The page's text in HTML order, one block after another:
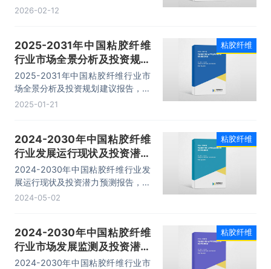
要包括行业上市公司经营分析、主要
2026-02-12
2025-2031年中国粘胶纤维
行业市场全景分析及投资规划
建议报告
2025-2031年中国粘胶纤维行业市
场全景分析及投资规划建议报告，主
要包括行业上市公司经营分析、主要
2025-01-21
粘胶纤维
2024-2030年中国粘胶纤维
行业发展运行现状及投资潜力
预测报告
2024-2030年中国粘胶纤维行业发
展运行现状及投资潜力预测报告，主
要包括行业上市公司经营分析、发展
2024-05-02
粘胶纤维
2024-2030年中国粘胶纤维
行业市场发展监测及投资潜力
预测报告
2024-2030年中国粘胶纤维行业市
粘胶纤维